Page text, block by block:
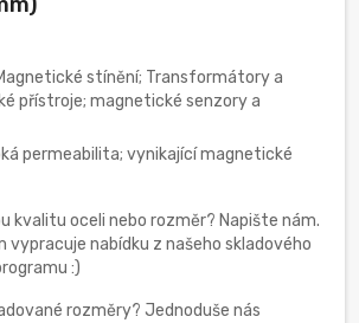
stínění; Transformátory a
přístroje; magnetické senzory a
permeabilita; vynikající magnetické
kvalitu oceli nebo rozměr? Napište nám.
vypracuje nabídku z našeho skladového
:)
rozměry? Jednoduše nás